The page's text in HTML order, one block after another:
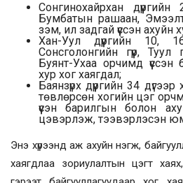
Сонгинохайрхан
Бумбатын рашаан,
зэм, ил задгай үүссэн ахуйн
Хан-Уул дүүргийн 10,
Сонсголонгийн гүүр,
Буянт-Ухаа орчимд
хур хог хаягдал;
Баянзүрх дүүргийн 34
төвлөрсөн хогийн цэг
үүсэн барилгын болон
цэвэрлэж, тээвэрлэсэн
Энэ хүрээнд аж ахуйн нэгж,
хаягдлаа зориулалтын цэгт хаях,